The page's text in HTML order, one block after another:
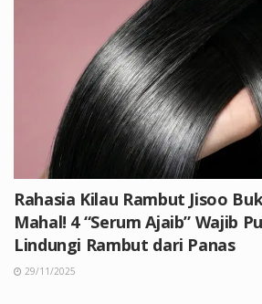
Rahasia Kilau Rambut Jisoo
Mahal! 4 “Serum Ajaib” Wajib
Lindungi Rambut dari Panas
29/11/2025